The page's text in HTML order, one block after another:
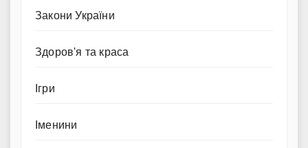
Закони України
Здоров'я та краса
Ігри
Іменини